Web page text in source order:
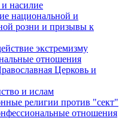
насилие
национальной и
розни и призывы к
экстремизму
отношения
Церковь и
и ислам
религии против "сект"
отношения